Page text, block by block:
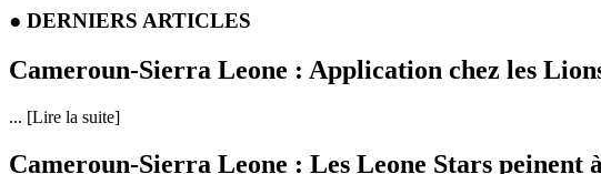
● DERNIERS ARTICLES
Cameroun-Sierra Leone : Application chez les
... [Lire la suite]
Cameroun-Sierra Leone : Les Leone Stars peinent